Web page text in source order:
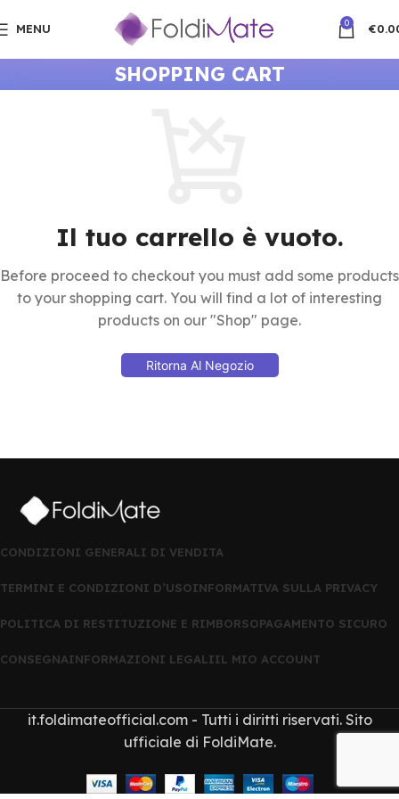
MENU 0 €
SHOPPING CART
Il tuo carrello è vuoto.
Before proceed to checkout you must add some products
to your shopping cart. You will find a lot of interesting
products on our "Shop" page.
Ritorna Al Negozio
CONDIZIONI GENERALI DI VENDITA
TERMINI E CONDIZIONI D’USOINFORMATIVA SULLA PRIVACY
POLITICA DI RESTITUZIONE E RIMBORSOPAGAMENTO SICURO
CONSEGNAINFORMAZIONI LEGALIIL MIO ACCOUNT
it.foldimateofficial.com - Tutti i diritti riservati. Sito
ufficiale di FoldiMate.